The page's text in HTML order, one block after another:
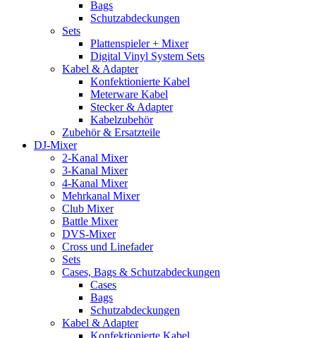
Bags
Schutzabdeckungen
Sets
Plattenspieler + Mixer
Digital Vinyl System Sets
Kabel & Adapter
Konfektionierte Kabel
Meterware Kabel
Stecker & Adapter
Kabelzubehör
Zubehör & Ersatzteile
DJ-Mixer
2-Kanal Mixer
3-Kanal Mixer
4-Kanal Mixer
Mehrkanal Mixer
Club Mixer
Battle Mixer
DVS-Mixer
Cross und Linefader
Sets
Cases, Bags & Schutzabdeckungen
Cases
Bags
Schutzabdeckungen
Kabel & Adapter
Konfektionierte Kabel